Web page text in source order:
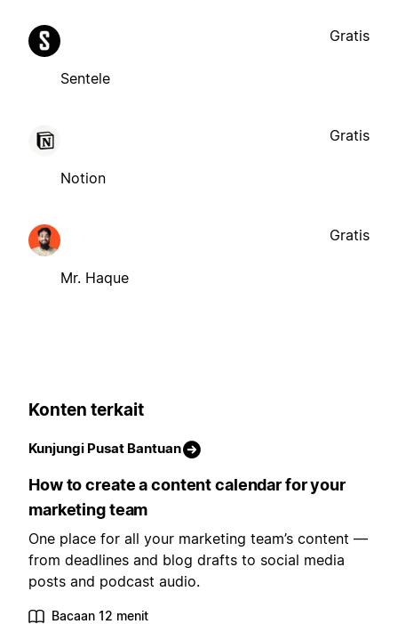
Sentele
Gratis
Notion
Gratis
Mr. Haque
Gratis
Konten terkait
Kunjungi Pusat Bantuan
How to create a content calendar for your
marketing team
One place for all your marketing team’s content —
from deadlines and blog drafts to social media
posts and podcast audio.
Bacaan 12 menit